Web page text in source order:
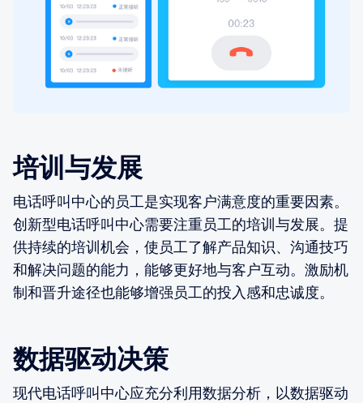
培训与发展
电话呼叫中心的员工是实现客户满意度的重要因素。
创新型电话呼叫中心需要注重员工的培训与发展。提
供持续的培训机会，使员工了解产品知识、沟通技巧
和解决问题的能力，能够更好地与客户互动。激励机
制和晋升途径也能够增强员工的投入感和忠诚度。
数据驱动决策
现代电话呼叫中心应充分利用数据分析，以数据驱动